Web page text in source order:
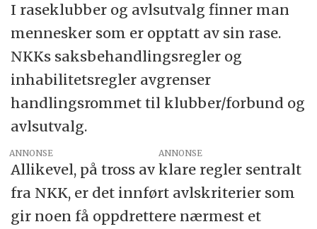
I raseklubber og avlsutvalg finner man
mennesker som er opptatt av sin rase.
NKKs saksbehandlingsregler og
inhabilitetsregler avgrenser
handlingsrommet til klubber/forbund og
avlsutvalg.
ANNONSE
Allikevel, på tross av klare regler sentralt
fra NKK, er det innført avlskriterier som
gir noen få oppdrettere nærmest et